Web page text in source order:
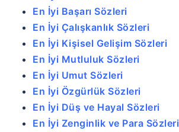
En İyi Başarı Sözleri
En İyi Çalışkanlık Sözleri
En İyi Kişisel Gelişim Sözleri
En İyi Mutluluk Sözleri
En İyi Umut Sözleri
En İyi Özgürlük Sözleri
En İyi Düş ve Hayal Sözleri
En İyi Zenginlik ve Para Sözleri